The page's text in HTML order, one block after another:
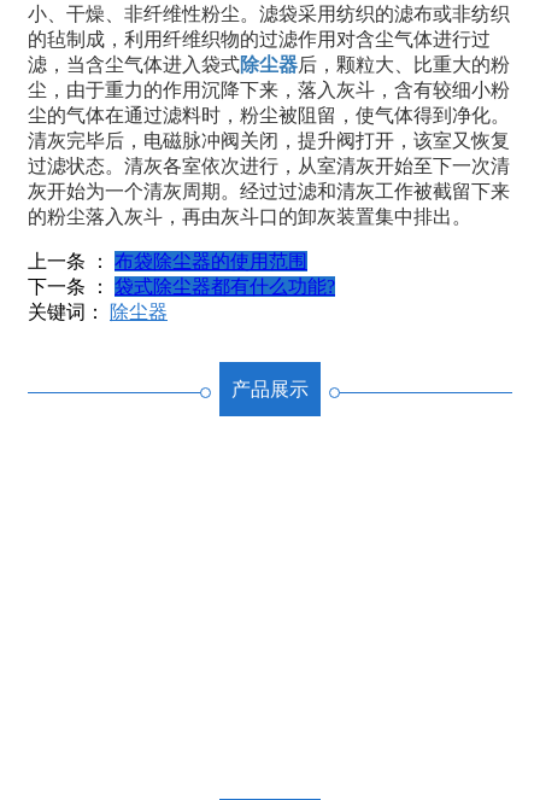
小、干燥、非纤维性粉尘。滤袋采用纺织的滤布或非纺织
的毡制成，利用纤维织物的过滤作用对含尘气体进行过
滤，当含尘气体进入袋式除尘器后，颗粒大、比重大的粉
尘，由于重力的作用沉降下来，落入灰斗，含有较细小粉
尘的气体在通过滤料时，粉尘被阻留，使气体得到净化。
清灰完毕后，电磁脉冲阀关闭，提升阀打开，该室又恢复
过滤状态。清灰各室依次进行，从室清灰开始至下一次清
灰开始为一个清灰周期。经过过滤和清灰工作被截留下来
的粉尘落入灰斗，再由灰斗口的卸灰装置集中排出。
上一条 ：
布袋除尘器的使用范围
下一条 ：
袋式除尘器都有什么功能?
关键词：
除尘器
产品展示